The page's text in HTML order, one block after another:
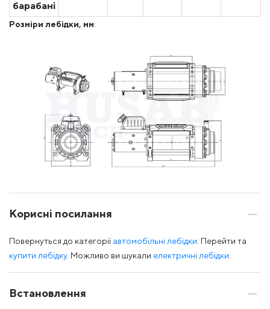
барабані
Розміри лебідки, мм:
Корисні посилання
Повернуться до категоріїавтомобільні лебідки. Перейти та
купити лебідку. Можливо ви шукали електричні лебідки.
Встановлення